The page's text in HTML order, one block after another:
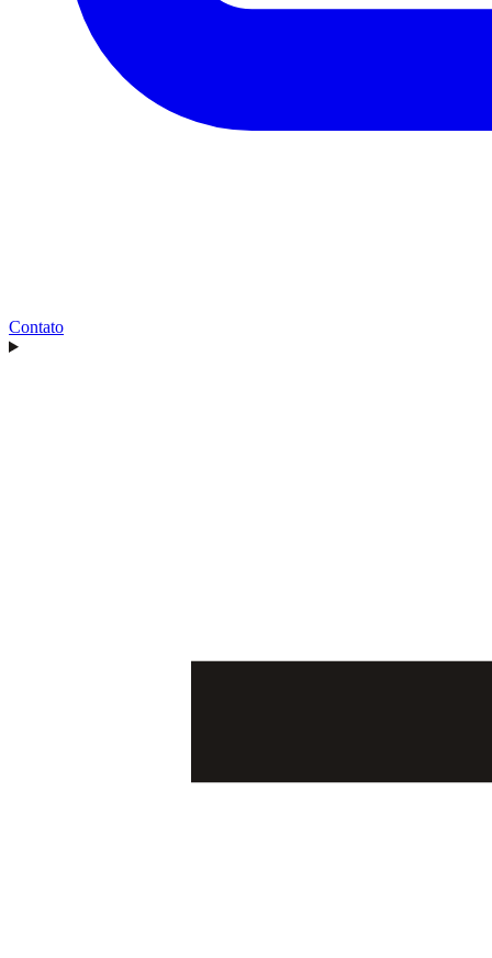
Contato